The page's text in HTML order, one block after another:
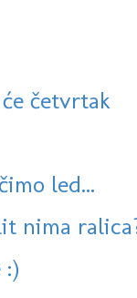
četvrtak
led...
nima